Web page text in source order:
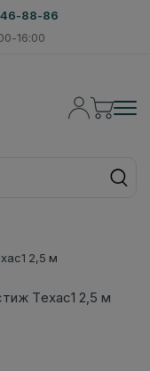
88-86
16:00
2,5 м